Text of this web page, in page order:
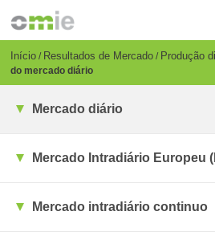
para
conteúdo
principal
Breadcrumb
Início Resultados de Mercado Produção
do mercado diário
Mercado diário
Mercado Intradiário Europeu
Mercado intradiário continuo